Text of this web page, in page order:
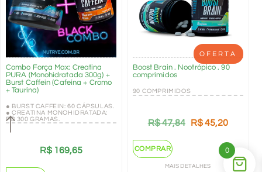
Combo Força Max: Creatina
PURA (Monohidratada 300g) +
Burst Caffein (Cafeína + Cromo
+ Taurina)
● BURST CAFFEIN: 60 CÁPSULAS.
● CREATINA MONOHIDRATADA:
PÓ 300 GRAMAS.
R$169,65
OFERTA
Boost Brain . Nootrópico . 90
comprimidos
90 COMPRIMIDOS
R$47,84 R$45,20
COMPRAR
MAIS DETALHES
0